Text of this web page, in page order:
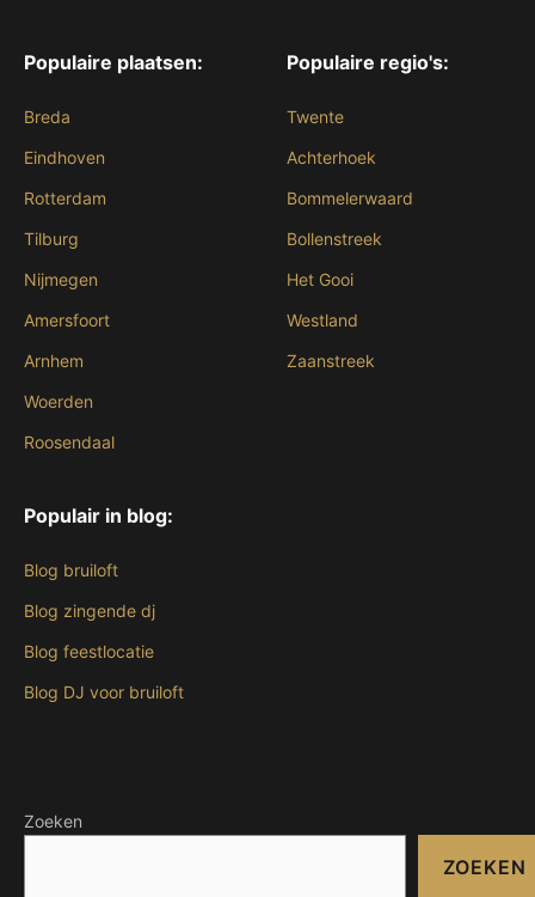
Populaire plaatsen:
Breda
Eindhoven
Rotterdam
Tilburg
Nijmegen
Amersfoort
Arnhem
Woerden
Roosendaal
Populaire regio's:
Twente
Achterhoek
Bommelerwaard
Bollenstreek
Het Gooi
Westland
Zaanstreek
Populair in blog:
Blog bruiloft
Blog zingende dj
Blog feestlocatie
Blog DJ voor bruiloft
Zoeken
ZOEKEN